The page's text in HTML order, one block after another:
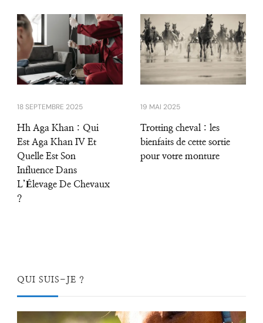
18 SEPTEMBRE 2025
Hh Aga Khan : Qui
Est Aga Khan IV Et
Quelle Est Son
Influence Dans
L’Élevage De Chevaux
?
19 MAI 2025
Trotting cheval : les
bienfaits de cette sortie
pour votre monture
QUI SUIS-JE ?